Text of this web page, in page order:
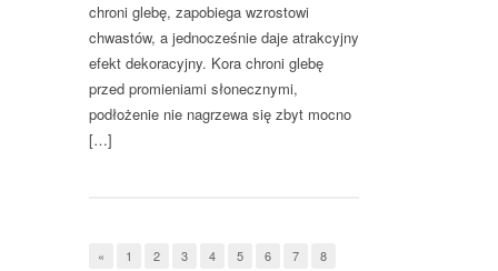
chroni glebę, zapobiega wzrostowi
chwastów, a jednocześnie daje atrakcyjny
efekt dekoracyjny. Kora chroni glebę
przed promieniami słonecznymi,
podłożenie nie nagrzewa się zbyt mocno
[…]
« 1 2 3 4 5 6 7 8